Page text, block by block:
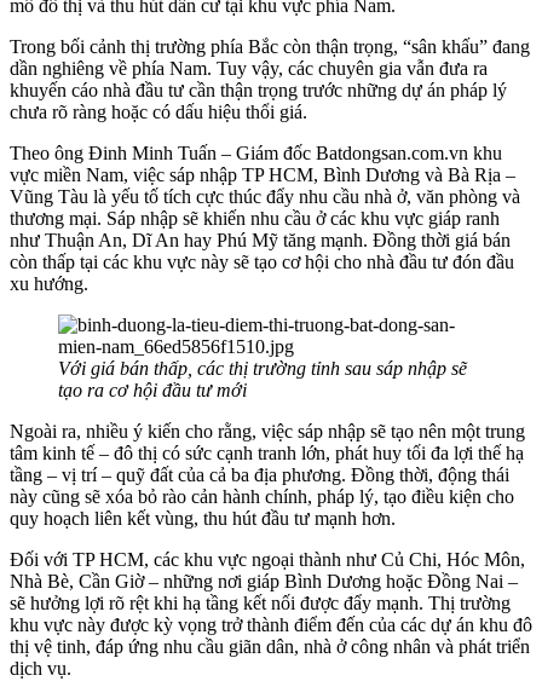
mô đô thị và thu hút dân cư tại khu vực phía Nam.
Trong bối cảnh thị trường phía Bắc còn thận trọng, “sân khấu” đang
dần nghiêng về phía Nam. Tuy vậy, các chuyên gia vẫn đưa ra
khuyến cáo nhà đầu tư cần thận trọng trước những dự án pháp lý
chưa rõ ràng hoặc có dấu hiệu thổi giá.
Theo ông Đinh Minh Tuấn – Giám đốc Batdongsan.com.vn khu
vực miền Nam, việc sáp nhập TP HCM, Bình Dương và Bà Rịa –
Vũng Tàu là yếu tố tích cực thúc đẩy nhu cầu nhà ở, văn phòng và
thương mại. Sáp nhập sẽ khiến nhu cầu ở các khu vực giáp ranh
như Thuận An, Dĩ An hay Phú Mỹ tăng mạnh. Đồng thời giá bán
còn thấp tại các khu vực này sẽ tạo cơ hội cho nhà đầu tư đón đầu
xu hướng.
Với giá bán thấp, các thị trường tỉnh sau sáp nhập sẽ
tạo ra cơ hội đầu tư mới
Ngoài ra, nhiều ý kiến cho rằng, việc sáp nhập sẽ tạo nên một trung
tâm kinh tế – đô thị có sức cạnh tranh lớn, phát huy tối đa lợi thế hạ
tầng – vị trí – quỹ đất của cả ba địa phương. Đồng thời, động thái
này cũng sẽ xóa bỏ rào cản hành chính, pháp lý, tạo điều kiện cho
quy hoạch liên kết vùng, thu hút đầu tư mạnh hơn.
Đối với TP HCM, các khu vực ngoại thành như Củ Chi, Hóc Môn,
Nhà Bè, Cần Giờ – những nơi giáp Bình Dương hoặc Đồng Nai –
sẽ hưởng lợi rõ rệt khi hạ tầng kết nối được đẩy mạnh. Thị trường
khu vực này được kỳ vọng trở thành điểm đến của các dự án khu đô
thị vệ tinh, đáp ứng nhu cầu giãn dân, nhà ở công nhân và phát triển
dịch vụ.